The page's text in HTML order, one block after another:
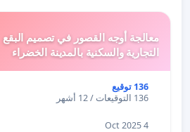
معالجة أوجه القصور في تصميم البقع
التجارية والسكنية بالمدينة الخضراء
136 توقيع
136 التوقيعات / 12 أشهر
4 Oct 2025